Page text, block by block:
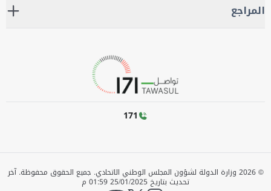
المراجع
171
©
2026 وزارة الدولة لشؤون المجلس الوطني الاتحادي. جميع الحقوق محفوظة.آخر
تحديث بتاريخ 25/01/2025 01:59 م